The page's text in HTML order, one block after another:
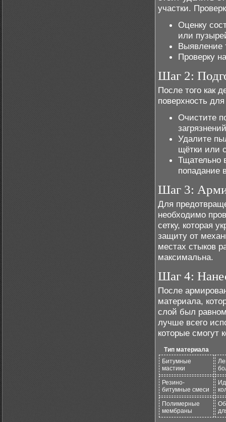
участки.
Оценку
или
Выявление
Проверку
Шаг 2:
После того как
поверхность
Очистите
Удалите
щётки или
Тщательно
попадание
Шаг 3:
Для
необходимо
сетку, которая
защиту от
местах стыков
максимальна.
Шаг 4:
После
материала,
слой был
лучше всего
которые смогут
Тип материала
Битумные
мастики
Резино-
битумные смеси
Полимерные
мембраны